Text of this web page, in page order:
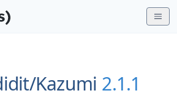
Kazumi 2.1.1